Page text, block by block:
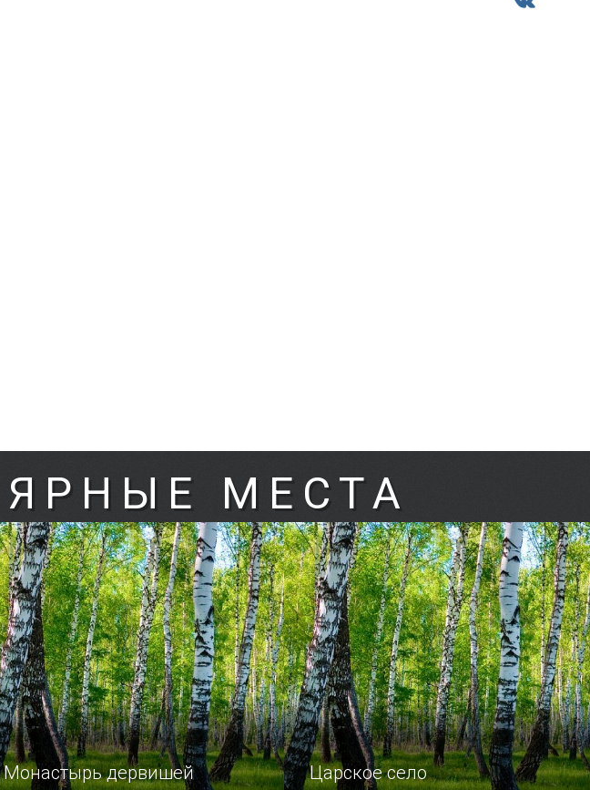
МЕСТА
Монастырь дервишей Царское село